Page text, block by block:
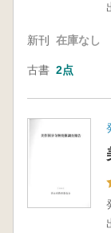
新刊 在庫なし
古書 2点